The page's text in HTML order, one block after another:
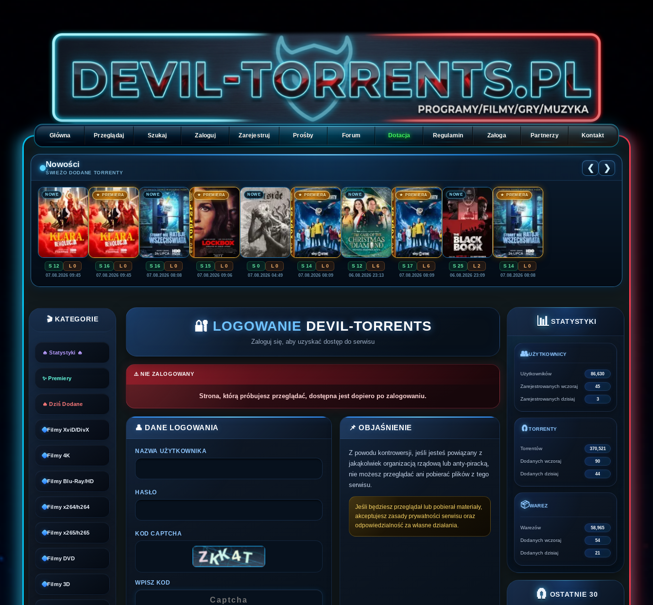
Główna Przeglądaj Szukaj Zaloguj Zarejestruj Prośby Forum Dotacja Regulamin Załoga Partnerzy Kontakt
Nowości
ŚWIEŻO DODANE TORRENTY ❮ ❯
🎬NOWE
S 12 L 0
07.08.2026 09:45
🎬★ PREMIERA
S 16 L 0
07.08.2026 09:45
🎬NOWE
S 16 L 0
07.08.2026 08:08
🎬★ PREMIERA
S 15 L 0
07.08.2026 09:06
🎬NOWE
S 0 L 0
07.08.2026 04:49
🎬★ PREMIERA
S 14 L 0
07.08.2026 08:09
🎬NOWE
S 12 L 6
06.08.2026 23:13
🎬★ PREMIERA
S 17 L 6
07.08.2026 08:09
🎬NOWE
S 25 L 2
06.08.2026 23:09
🎬★ PREMIERA
S 14 L 0
07.08.2026 08:08
🎬 KATEGORIE
🔥 Statystyki 🔥
✨ Premiery
🔥 Dziś Dodane
Filmy XviD/DivX
Filmy 4K
Filmy Blu-Ray/HD
Filmy x264/h264
Filmy x265/h265
Filmy DVD
Filmy 3D
📊 STATYSTYKI
👥UŻYTKOWNICY
Użytkowników 86,630
Zarejestrowanych wczoraj 45
Zarejestrowanych dzisiaj 3
🧲TORRENTY
Torrentów 370,521
Dodanych wczoraj 90
Dodanych dzisiaj 44
📦WAREZ
Warezów 58,965
Dodanych wczoraj 54
Dodanych dzisiaj 21
🧲 OSTATNIE 30
🔐 LOGOWANIE DEVIL-TORRENTS
Zaloguj się, aby uzyskać dostęp do serwisu
⚠️ NIE ZALOGOWANY
Strona, którą próbujesz przeglądać, dostępna jest dopiero po zalogowaniu.
👤 DANE LOGOWANIA
NAZWA UŻYTKOWNIKA
HASŁO
KOD CAPTCHA
WPISZ KOD
📌 OBJAŚNIENIE
Z powodu kontrowersji, jeśli jesteś powiązany z
jakąkolwiek organizacją rządową lub anty-piracką,
nie możesz przeglądać ani pobierać plików z tego
serwisu.
Jeśli będziesz przeglądał lub pobierał materiały,
akceptujesz zasady prywatności serwisu oraz
odpowiedzialność za własne działania.